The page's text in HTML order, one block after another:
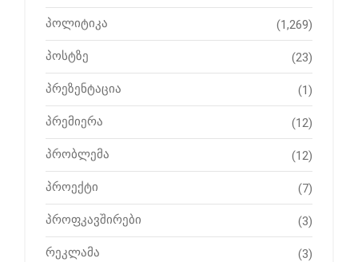
პოლიტიკა (1,269)
პოსტზე (23)
პრეზენტაცია (1)
პრემიერა (12)
პრობლემა (12)
პროექტი (7)
პროფკავშირები (3)
რეკლამა (3)